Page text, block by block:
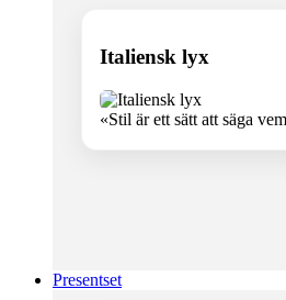
Italiensk lyx
«Stil är ett sätt att säga
Presentset